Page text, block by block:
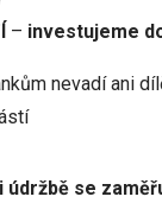
– investujeme
nevadí ani
údržbě se